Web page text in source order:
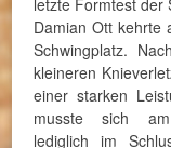
Damian Ott kehrte
Schwingplatz.
kleineren
einer starken
musste sich am
lediglich im